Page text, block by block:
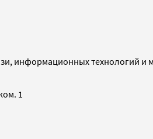
информационных технологий
1